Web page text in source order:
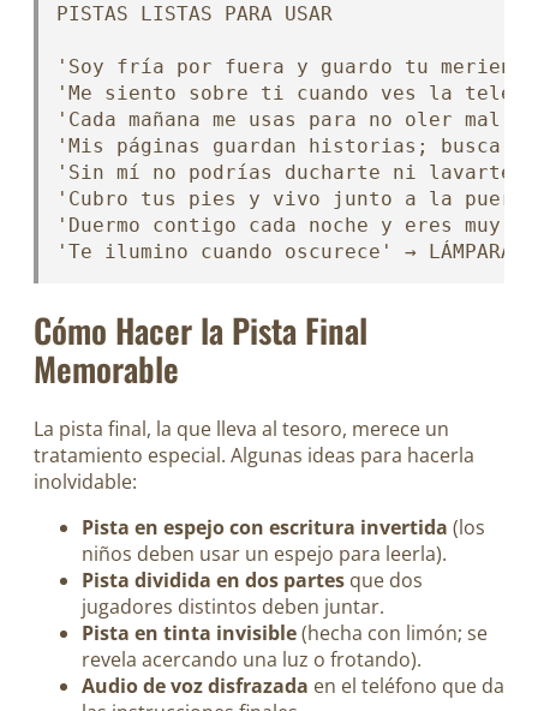
PISTAS LISTAS PARA USAR
'Soy fría por fuera y guardo tu merienda'
'Me siento sobre ti cuando ves la tele'
'Cada mañana me usas para no oler mal' →
'Mis páginas guardan historias; busca
'Sin mí no podrías ducharte ni lavarte' →
'Cubro tus pies y vivo junto a la puerta'
'Duermo contigo cada noche y eres muy
'Te ilumino cuando oscurece' → LÁMPARA
Cómo Hacer la Pista Final
Memorable
La pista final, la que lleva al tesoro, merece un
tratamiento especial. Algunas ideas para hacerla
inolvidable:
Pista en espejo con escritura invertida (los
niños deben usar un espejo para leerla).
Pista dividida en dos partes que dos
jugadores distintos deben juntar.
Pista en tinta invisible(hecha con limón; se
revela acercando una luz o frotando).
Audio de voz disfrazada en el teléfono que da